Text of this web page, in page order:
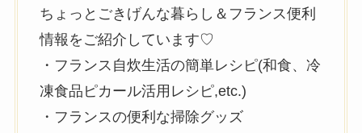
ちょっとごきげんな暮らし＆フランス便利
情報をご紹介しています♡
・フランス自炊生活の簡単レシピ(和食、冷
凍食品ピカール活用レシピ,etc.)
・フランスの便利な掃除グッズ